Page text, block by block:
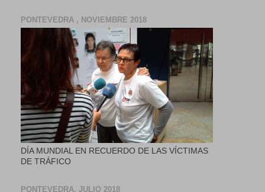
PONTEVEDRA , NOVIEMBRE 2018
DÍA MUNDIAL EN RECUERDO DE LAS VÍCTIMAS
DE TRÁFICO
PONTEVEDRA, JULIO 2018